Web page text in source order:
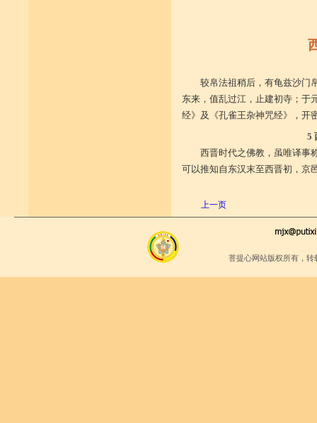
较帛法祖稍后，有龟兹沙门
东来，值乱过江，止建初寺；于
经》及《孔雀王杂神咒经》，开
5
西晋时代之佛教，虽唯译事
可以推知自东汉末至西晋初，京
上一页
菩提心网站版权所有，